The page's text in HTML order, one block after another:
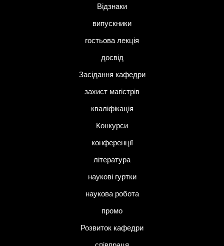
Відзнаки
випускники
гостьова лекція
досвід
Засідання кафедри
захист магістрів
кваліфікація
Конкурси
конференції
література
наукові гуртки
наукова робота
промо
Розвиток кафедри